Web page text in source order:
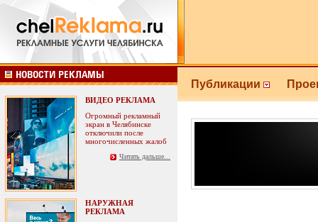
ВИДЕО РЕКЛАМА
Огромный рекламный
экран в Челябинске
отключили после
многочисленных жалоб
Читать дальше...
НАРУЖНАЯ
РЕКЛАМА
Публикации